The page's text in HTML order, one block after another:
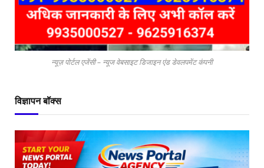
न्यूज़ पोर्टल एजेंसी – न्यूज वेबसाइट डिजाइन एंड डेवलपमेंट कंपनी
विज्ञापन बॉक्स